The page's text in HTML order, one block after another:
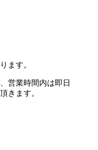
ます。
営業時間内は即日
きます。